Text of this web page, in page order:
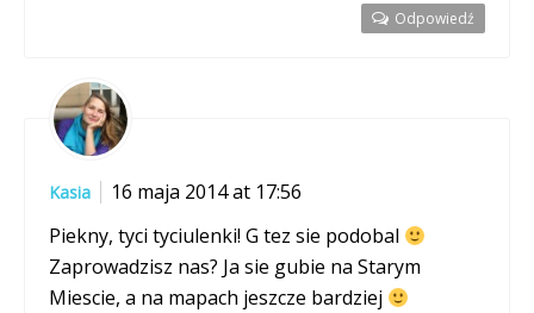
Odpowiedź
Kasia
16 maja 2014 at 17:56
Piekny, tyci tyciulenki! G tez sie podobal
Zaprowadzisz nas? Ja sie gubie na Starym
Miescie, a na mapach jeszcze bardziej